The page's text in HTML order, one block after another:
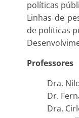
políticas
Linhas de
de políticas
Professores
Dra.
Dr.
Dra.